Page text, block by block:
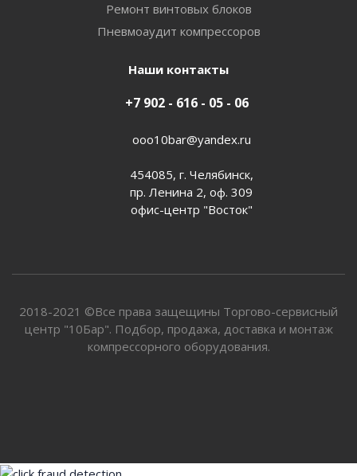
Ремонт винтовых блоков
Пневмоаудит компрессоров
Наши контакты
+7 902 - 616 - 05 - 06
ooo10bar@yandex.ru
454085, г. Челябинск,
пр. Ленина 2, оф. 309
офис-центр "Восток"
2018-2021 ©Все права защещины Торгово-сервисный
центр "10Бар". Подбор, продажа, доставка и монтаж
компрессорного оборудования.